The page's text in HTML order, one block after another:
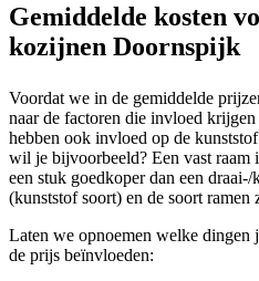
Gemiddelde kosten
kozijnen Doornspijk
Voordat we in de gemiddelde
naar de factoren die invloed krijgen
hebben ook invloed op de
wil je bijvoorbeeld? Een vast raam
een stuk goedkoper dan een
(kunststof soort) en de soort
Laten we opnoemen welke dingen
de prijs beïnvloeden: